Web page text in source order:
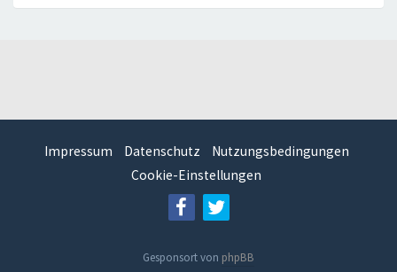
Impressum Datenschutz
Nutzungsbedingungen
Cookie-Einstellungen
Gesponsort von phpBB